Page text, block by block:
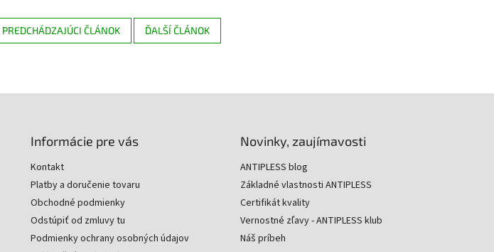
PREDCHÁDZAJÚCI ČLÁNOK ĎALŠÍ ČLÁNOK
Informácie pre vás
Kontakt
Platby a doručenie tovaru
Obchodné podmienky
Odstúpiť od zmluvy tu
Podmienky ochrany osobných údajov
Novinky, zaujímavosti
ANTIPLESS blog
Základné vlastnosti ANTIPLESS
Certifikát kvality
Vernostné zľavy - ANTIPLESS klub
Náš príbeh